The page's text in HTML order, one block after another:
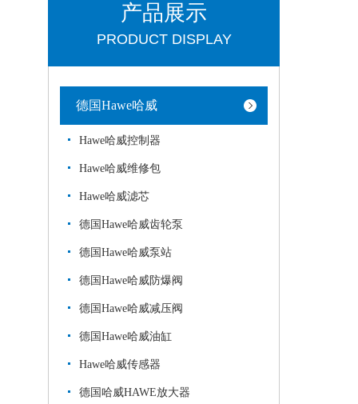
产品展示
PRODUCT DISPLAY
德国Hawe哈威
Hawe哈威控制器
Hawe哈威维修包
Hawe哈威滤芯
德国Hawe哈威齿轮泵
德国Hawe哈威泵站
德国Hawe哈威防爆阀
德国Hawe哈威减压阀
德国Hawe哈威油缸
Hawe哈威传感器
德国哈威HAWE放大器